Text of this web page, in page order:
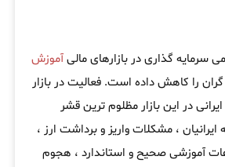
سرمایه گذاری در بازارهای مالیآموزش
را کاهش داده است. فعالیت در بازار
در این بازار مظلوم ترین قشر
ایرانیان ، مشکلات واریز و برداشت ارز ،
آموزشی صحیح و استاندارد ، هجوم